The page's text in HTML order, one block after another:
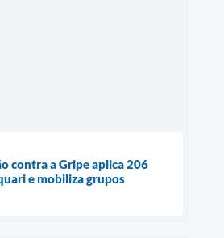
contra a Gripe aplica 206
e mobiliza grupos